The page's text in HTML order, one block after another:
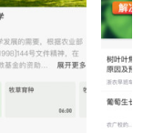
可以通过软件发